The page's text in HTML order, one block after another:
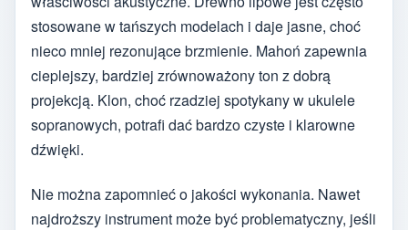
stosowane w tańszych modelach i daje jasne, choć
nieco mniej rezonujące brzmienie. Mahoń zapewnia
cieplejszy, bardziej zrównoważony ton z dobrą
projekcją. Klon, choć rzadziej spotykany w ukulele
sopranowych, potrafi dać bardzo czyste i klarowne
dźwięki.
Nie można zapomnieć o jakości wykonania. Nawet
najdroższy instrument może być problematyczny, jeśli